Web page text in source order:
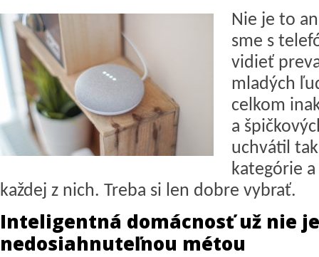
Nie je to
sme s
vidieť
mladých
celkom
a
uchvátil
kategórie
každej z nich. Treba si len dobre vybrať.
Inteligentná domácnosť už nie
nedosiahnuteľnou métou